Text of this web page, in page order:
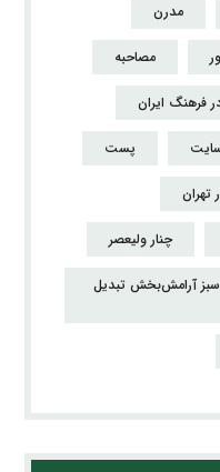
مدرن
مصاحبه
فرهنگ ایران
پست
تهران
چنار ولیعصر
آرامش‌بخش تبدیل